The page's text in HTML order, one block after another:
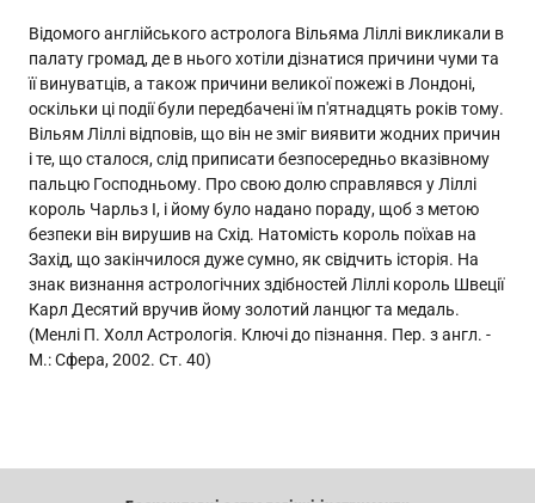
Відомого англійського астролога Вільяма Ліллі викликали в
палату громад, де в нього хотіли дізнатися причини чуми та
її винуватців, а також причини великої пожежі в Лондоні,
оскільки ці події були передбачені їм п'ятнадцять років тому.
Вільям Ліллі відповів, що він не зміг виявити жодних причин
і те, що сталося, слід приписати безпосередньо вказівному
пальцю Господньому. Про свою долю справлявся у Ліллі
король Чарльз I, і йому було надано пораду, щоб з метою
безпеки він вирушив на Схід. Натомість король поїхав на
Захід, що закінчилося дуже сумно, як свідчить історія. На
знак визнання астрологічних здібностей Ліллі король Швеції
Карл Десятий вручив йому золотий ланцюг та медаль.
(Менлі П. Холл Астрологія. Ключі до пізнання. Пер. з англ. -
М.: Сфера, 2002. Ст. 40)